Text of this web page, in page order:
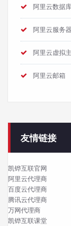
阿里云数据
阿里云服务器
阿里云虚拟
阿里云邮箱
友情链接
凯铧互联官网
阿里云代理商
百度云代理商
腾讯云代理商
万网代理商
凯铧互联课堂